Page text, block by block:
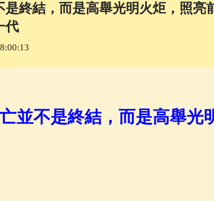
生活禪(69) 大梵天王（四面
參(57)
終結，而是高舉光明火炬，照亮
代
並不是終結，而是高舉光